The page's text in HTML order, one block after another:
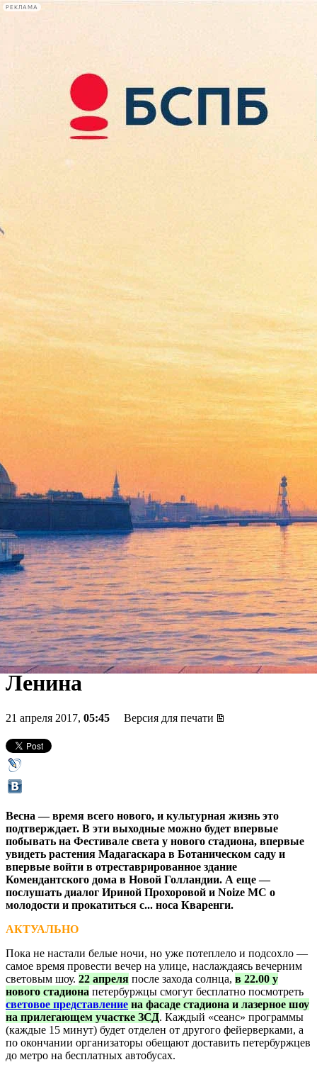
РЕКЛАМА
Сегодня:
2026.08.09
12:05
Афиша Plus
Куда пойти 21-23 апреля:
Фестиваль света,
Библионочь, концерт
«Сплина», день рождения
Ленина
21 апреля 2017, 05:45 Версия для печати
Весна — время всего нового, и культурная жизнь это
подтверждает. В эти выходные можно будет впервые
побывать на Фестивале света у нового стадиона, впервые
увидеть растения Мадагаскара в Ботаническом саду и
впервые войти в отреставрированное здание
Комендантского дома в Новой Голландии. А еще —
послушать диалог Ириной Прохоровой и Noize MC о
молодости и прокатиться с... носа Кваренги.
АКТУАЛЬНО
Пока не настали белые ночи, но уже потеплело и подсохло —
самое время провести вечер на улице, наслаждаясь вечерним
световым шоу. 22 апреля после захода солнца, в 22.00 у
нового стадиона петербуржцы смогут бесплатно посмотреть
световое представление на фасаде стадиона и лазерное шоу
на прилегающем участке ЗСД. Каждый «сеанс» программы
(каждые 15 минут) будет отделен от другого фейерверками, а
по окончании организаторы обещают доставить петербуржцев
до метро на бесплатных автобусах.